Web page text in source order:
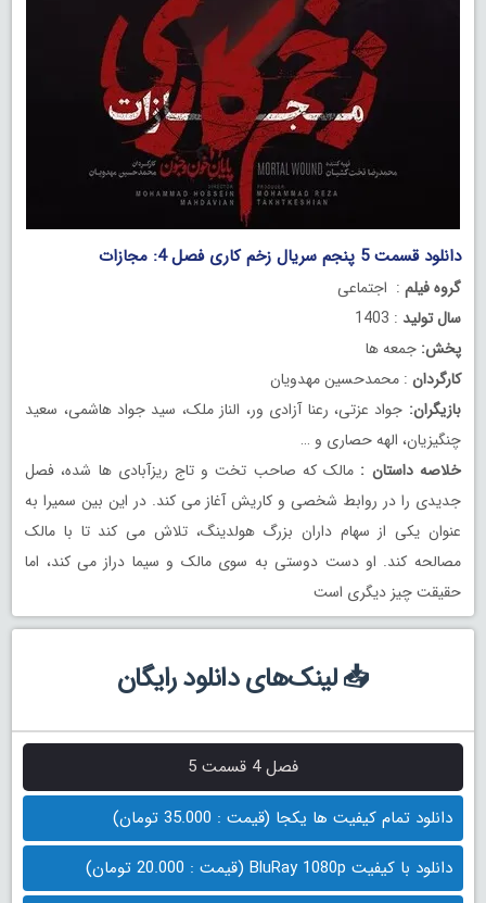
دانلود قسمت 5 پنجم سریال زخم کاری فصل 4: مجازات
گروه فیلم : اجتماعی
سال تولید : 1403
پخش: جمعه ها
کارگردان : محمدحسین مهدویان
بازیگران: جواد عزتی، رعنا آزادی ور، الناز ملک، سید جواد هاشمی، سعید
چنگیزیان، الهه حصاری و …
خلاصه داستان : مالک که صاحب تخت و تاج ریزآبادی ها شده، فصل
جدیدی را در روابط شخصی و کاریش آغاز می کند. در این بین سمیرا به
عنوان یکی از سهام داران بزرگ هولدینگ، تلاش می کند تا با مالک
مصالحه کند. او دست دوستی به سوی مالک و سیما دراز می کند، اما
حقیقت چیز دیگری است
📥 لینک‌های دانلود رایگان
فصل 4 قسمت 5
دانلود تمام کیفیت ها یکجا (قیمت : 35.000 تومان)
دانلود با کیفیت BluRay 1080p (قیمت : 20.000 تومان)